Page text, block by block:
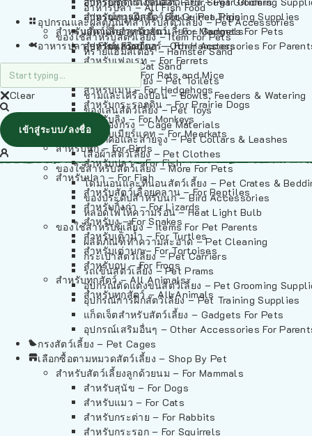
อาหารปลา – All Fish Food
อุปกรณและผลิตภัณฑ์สำหรับสัตว์เลี้ยง – Pet Accessories
ของใช้สำหรับสัตว์เลี้ยง – Item For Pets
ทรายแฮมสเตอร์ – Hamster Sand
ทรายแมว – Cat Sand
ห้องน้ำสัตว์เลี้ยง – Pet Toilets
ชามและเครื่องป้อน – Bowls, Feeders & Watering
ของเล่นสัตว์เลี้ยง – Pet Toys
วัสดุรองกรง – Cage Materials
ปลอกคอและสายจูง – Pet Collars & Leashes
เสื้อผ้าสัตว์เลี้ยง – Pet Clothes
ของใช้สำหรับสัตว์เลี้ยง – More For Pets
โดมนอนและที่นอนสัตว์เลี้ยง – Pet Crates &
ของประดับสำหรับนก – Bird Accessories
หลอดไฟให้ความร้อน – Heat Light Bulb
ของใช้สำหรับผู้เลี้ยง – Items For Pet Parents
ผลิตภัณฑ์ทำความสะอาด – Pet Cleaning
กระเป๋าสัตว์เลี้ยง – Pet Carriers
รถเข็นสัตว์เลี้ยง – Pet Prams
อุปกรณ์ตัดแต่งขนสัตว์เลี้ยง – Pet Grooming
อุปกรณ์การฝึกสัตว์เลี้ยง – Pet Training Supplies
แก็ดเจ็ตสำหรับสัตว์เลี้ยง – Gadgets For Pets
อุปกรณ์เสริมอื่นๆ – Other Accessories For
กรงสัตว์เลี้ยง – Pet Cages
เลือกซื้อตามหมวดสัตว์เลี้ยง – Shop By Pet
สำหรับสัตว์เลี้ยงลูกด้วยนม – For Mammals
สำหรับสุนัข – For Dogs
สำหรับแมว – For Cats
สำหรับกระต่าย – For Rabbits
สำหรับกระรอก – For Squirrels
อุปกรณ์การฝึกสัตว์เลี้ยง – Pet Training Supplies
แก็ดเจ็ตสำหรับสัตว์เลี้ยง – Gadgets For Pets
อุปกรณ์เสริมอื่นๆ – Other Accessories For
สำหรับหนูแกสบี้ – For Guinea Pigs
สำหรับสัตว์เลี้ยงลูกด้วยนม – For Mammals
สำหรับแฮมสเตอร์ – For Hamsters
สำหรับเฟอเรท – For Ferrets
สำหรับหนู – For Rats and Mice
สำหรับเม่น – For Hedgehogs
สำหรับกระรอกดิน – For Prairie Dogs
สำหรับลิง – For Monkeys
สำหรับเมียร์แคท – For Meerkats
สำหรับนก – For Birds
สำหรับปลา – For Fish
สำหรับปลา – For Fish
สำหรับสัตว์เลื้อยคลาน – For Reptiles
สำหรับกิ้งก่า – For Lizards
สำหรับงู – For Snakes
สำหรับเต่าน้ำ – For Turtles
สำหรับเต่าบก – For Tortoises
สำหรับกบ – For Frogs
สำหรับทุกสัตว์ – All Animals
สำหรับทุกสัตว์ – All Animals
อาหารปลา – Fish Food
Clear
เข้าสู่ระบบ/ลงชื่อ